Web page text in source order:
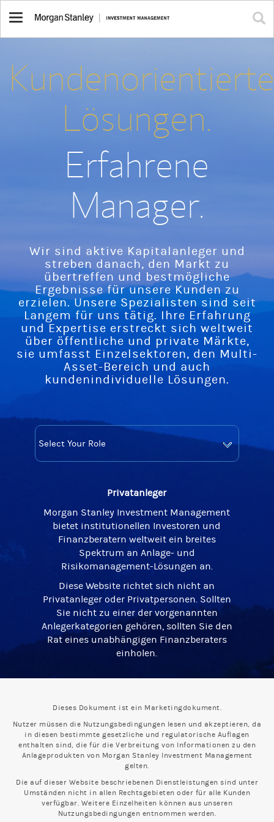
Toggle
Kundenorientierte
Lösungen.
Erfahrene
Manager.
Wir sind aktive Kapitalanleger und
streben danach, den Markt zu
übertreffen und bestmögliche
Ergebnisse für unsere Kunden zu
erzielen. Unsere Spezialisten sind seit
Langem für uns tätig. Ihre Erfahrung
und Expertise erstreckt sich weltweit
über öffentliche und private Märkte,
sie umfasst Einzelsektoren, den Multi-
Asset-Bereich und auch
kundenindividuelle Lösungen.
Privatanleger
Morgan Stanley Investment Management
bietet institutionellen Investoren und
Finanzberatern weltweit ein breites
Spektrum an Anlage- und
Risikomanagement-Lösungen an.
Diese Website richtet sich nicht an
Privatanleger oder Privatpersonen. Sollten
Sie nicht zu einer der vorgenannten
Anlegerkategorien gehören, sollten Sie den
Rat eines unabhängigen Finanzberaters
einholen.
Dieses Dokument ist ein Marketingdokument.
Nutzer müssen die Nutzungsbedingungen lesen und akzeptieren, da
in diesen bestimmte gesetzliche und regulatorische Auflagen
enthalten sind, die für die Verbreitung von Informationen zu den
Anlageprodukten von Morgan Stanley Investment Management
gelten.
Die auf dieser Website beschriebenen Dienstleistungen sind unter
Umständen nicht in allen Rechtsgebieten oder für alle Kunden
verfügbar. Weitere Einzelheiten können aus unseren
Nutzungsbedingungen entnommen werden.